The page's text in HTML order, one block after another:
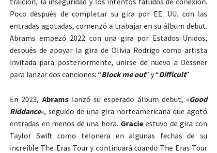
Poco después de completar su gira por EE. UU. con las
entradas agotadas, comenzó a trabajar en su álbum debut.
Abrams empezó 2022 con una gira por Estados Unidos,
después de apoyar la gira de Olivia Rodrigo como artista
invitada para posteriormente, unirse de nuevo a Dessner
para lanzar dos canciones: “Block me out” y “Difficult”
En 2023, Abrams lanzó su esperado álbum debut, «Good
Riddance«, seguido de una gira norteamericana que agotó
entradas en menos de una hora. Gracieestuvo de gira con
Taylor Swift como telonera en algunas fechas de su
increíble The Eras Tour y continuará cuando The Eras Tour